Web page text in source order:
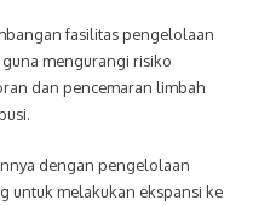
fasilitas pengelolaan
mengurangi risiko
dan pencemaran limbah
dengan pengelolaan
untuk melakukan ekspansi ke